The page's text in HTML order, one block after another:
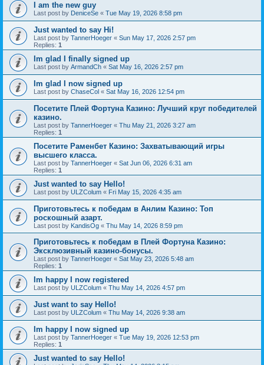
I am the new guy
Last post by DeniceSe « Tue May 19, 2026 8:58 pm
Just wanted to say Hi!
Last post by TannerHoeger « Sun May 17, 2026 2:57 pm
Replies: 1
Im glad I finally signed up
Last post by ArmandCh « Sat May 16, 2026 2:57 pm
Im glad I now signed up
Last post by ChaseCol « Sat May 16, 2026 12:54 pm
Посетите Плей Фортуна Казино: Лучший круг победителей
казино.
Last post by TannerHoeger « Thu May 21, 2026 3:27 am
Replies: 1
Посетите Раменбет Казино: Захватывающий игры
высшего класса.
Last post by TannerHoeger « Sat Jun 06, 2026 6:31 am
Replies: 1
Just wanted to say Hello!
Last post by ULZColum « Fri May 15, 2026 4:35 am
Приготовьтесь к победам в Анлим Казино: Топ
роскошный азарт.
Last post by KandisOg « Thu May 14, 2026 8:59 pm
Приготовьтесь к победам в Плей Фортуна Казино:
Эксклюзивный казино-бонусы.
Last post by TannerHoeger « Sat May 23, 2026 5:48 am
Replies: 1
Im happy I now registered
Last post by ULZColum « Thu May 14, 2026 4:57 pm
Just want to say Hello!
Last post by ULZColum « Thu May 14, 2026 9:38 am
Im happy I now signed up
Last post by TannerHoeger « Tue May 19, 2026 12:53 pm
Replies: 1
Just wanted to say Hello!